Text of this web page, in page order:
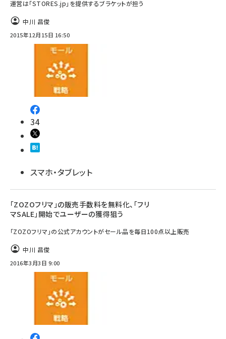
運営は「STORES.jp」を提供するブラケットが担う
中川 昌俊
2015年12月15日 16:50
34
スマホ・タブレット
「ZOZOフリマ」の販売手数料を無料化、「フリ
マSALE」開始でユーザーの獲得狙う
「ZOZOフリマ」の公式アカウントがセール品を毎日100点以上販売
中川 昌俊
2016年3月3日 9:00